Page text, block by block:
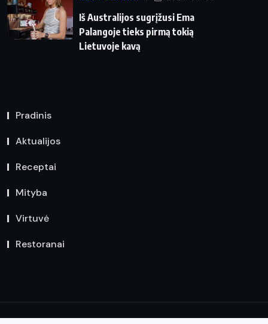
Iš Australijos sugrįžusi Ema
Palangoje tieks pirmą tokią
Lietuvoje kavą
Pradinis
Aktualijos
Receptai
Mityba
Virtuvė
Restoranai